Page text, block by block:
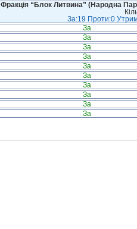
Фракція “Блок Литвина” (Народна
За:19 Проти:0
За
За
За
За
За
За
За
За
За
За